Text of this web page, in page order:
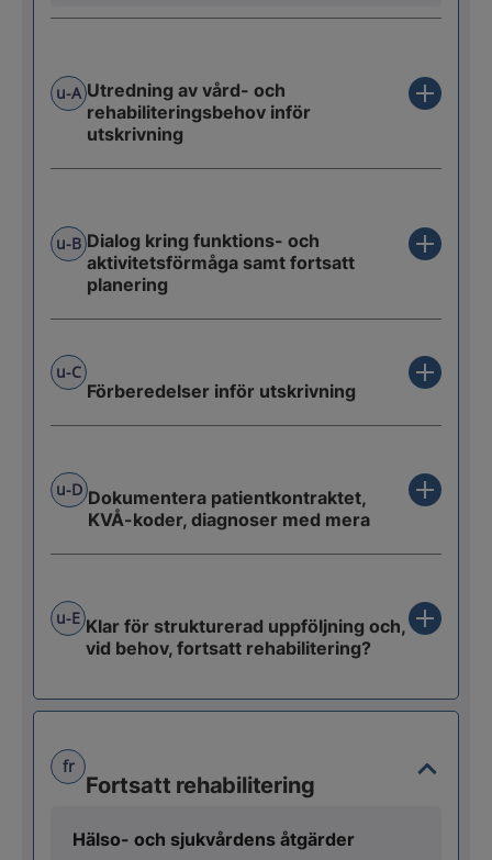
u-A Utredning av vård- och
rehabiliteringsbehov inför
utskrivning
u-B Dialog kring funktions- och
aktivitetsförmåga samt fortsatt
planering
u-C
Förberedelser inför utskrivning
u-D Dokumentera patientkontraktet,
KVÅ-koder, diagnoser med mera
u-E Klar för strukturerad uppföljning och,
vid behov, fortsatt rehabilitering?
fr
Fortsatt rehabilitering
Hälso- och sjukvårdens åtgärder